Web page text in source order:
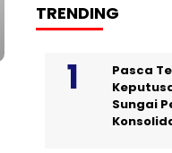
TRENDING
Pasca
Sungai